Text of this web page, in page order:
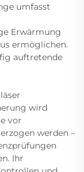
umfasst
Erwärmung
ermöglichen.
auftretende
wird
vor
werden –
Ihr